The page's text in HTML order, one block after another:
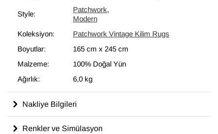
Style:
Patchwork,
Modern
Koleksiyon:
Patchwork Vintage Kilim Rugs
Boyutlar:
165 cm x 245 cm
Malzeme:
100% Doğal Yün
Ağırlık:
6,0 kg
Nakliye Bilgileri
Renkler ve Simülasyon